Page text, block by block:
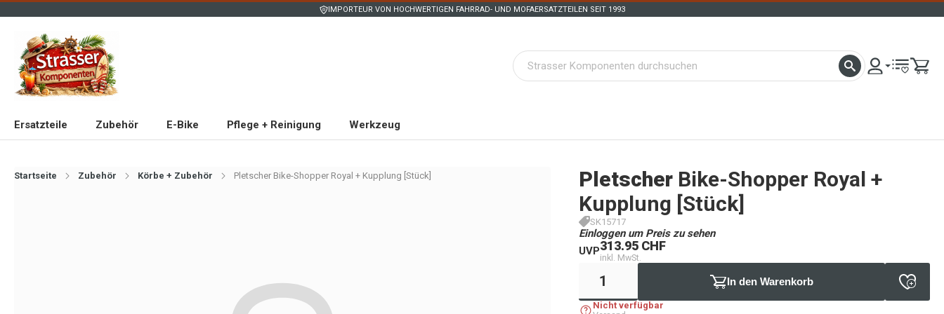
IMPORTEUR VON HOCHWERTIGEN FAHRRAD- UND MOFAERSATZTEILEN SEIT 1993
Ersatzteile Zubehör E-Bike Pflege + Reinigung Werkzeug
Startseite Zubehör Körbe + Zubehör Pletscher Bike-Shopper Royal + Kupplung [Stück] Pletscher Bike-Shopper Royal +
Kupplung [Stück]
SK15717
Einloggen um Preis zu sehen
UVP313.95 CHF
inkl. MwSt.
In den Warenkorb
Nicht verfügbar